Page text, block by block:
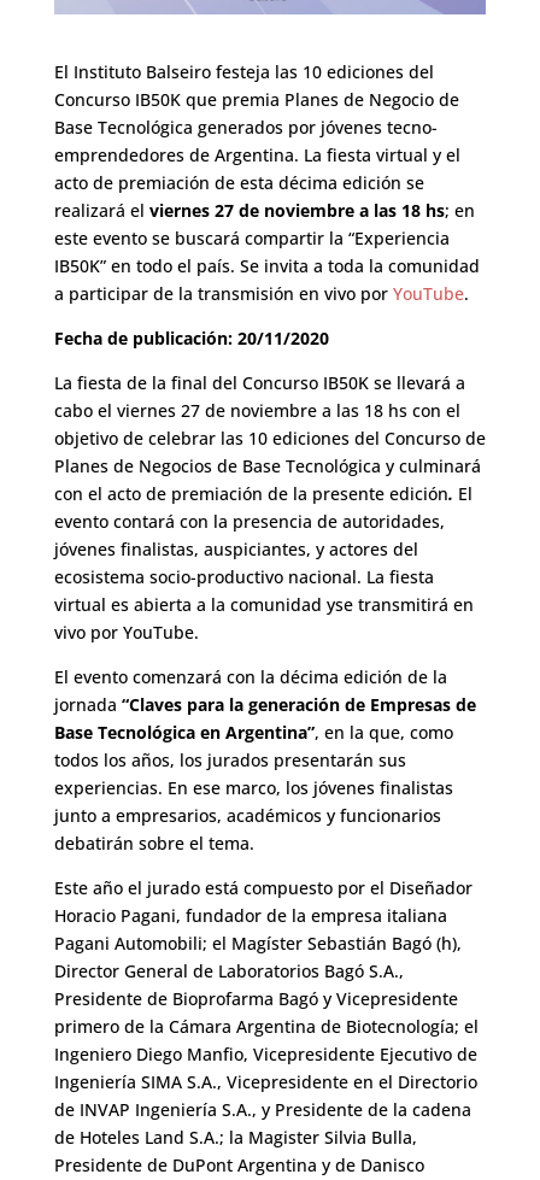
El Instituto Balseiro festeja las 10 ediciones del
Concurso IB50K que premia Planes de Negocio de
Base Tecnológica generados por jóvenes tecno-
emprendedores de Argentina. La fiesta virtual y el
acto de premiación de esta décima edición se
realizará el viernes 27 de noviembre a las 18 hs; en
este evento se buscará compartir la “Experiencia
IB50K” en todo el país. Se invita a toda la comunidad
a participar de la transmisión en vivo por YouTube.
Fecha de publicación: 20/11/2020
La fiesta de la final del Concurso IB50K se llevará a
cabo el viernes 27 de noviembre a las 18 hs con el
objetivo de celebrar las 10 ediciones del Concurso de
Planes de Negocios de Base Tecnológica y culminará
con el acto de premiación de la presente edición. El
evento contará con la presencia de autoridades,
jóvenes finalistas, auspiciantes, y actores del
ecosistema socio-productivo nacional. La fiesta
virtual es abierta a la comunidad yse transmitirá en
vivo por YouTube.
El evento comenzará con la décima edición de la
jornada “Claves para la generación de Empresas de
Base Tecnológica en Argentina”, en la que, como
todos los años, los jurados presentarán sus
experiencias. En ese marco, los jóvenes finalistas
junto a empresarios, académicos y funcionarios
debatirán sobre el tema.
Este año el jurado está compuesto por el Diseñador
Horacio Pagani, fundador de la empresa italiana
Pagani Automobili; el Magíster Sebastián Bagó (h),
Director General de Laboratorios Bagó S.A.,
Presidente de Bioprofarma Bagó y Vicepresidente
primero de la Cámara Argentina de Biotecnología; el
Ingeniero Diego Manfio, Vicepresidente Ejecutivo de
Ingeniería SIMA S.A., Vicepresidente en el Directorio
de INVAP Ingeniería S.A., y Presidente de la cadena
de Hoteles Land S.A.; la Magister Silvia Bulla,
Presidente de DuPont Argentina y de Danisco